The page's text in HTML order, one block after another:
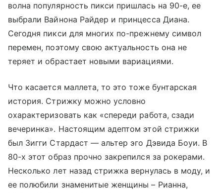
волна популярность пикси пришлась на 90-е, ее
выбрали Вайнона Райдер и принцесса Диана.
Сегодня пикси для многих по-прежнему символ
перемен, поэтому свою актуальность она не
теряет и обрастает новыми вариациями.
Что касается маллета, то это тоже бунтарская
история. Стрижку можно условно
охарактеризовать как «спереди работа, сзади
вечеринка». Настоящим адептом этой стрижки
был Зигги Стардаст — альтер эго Дэвида Боуи. В
80-х этот образ прочно закрепился за рокерами.
Несколько лет назад стрижка вернулась в моду, и
ее полюбили знаменитые женщины – Рианна,